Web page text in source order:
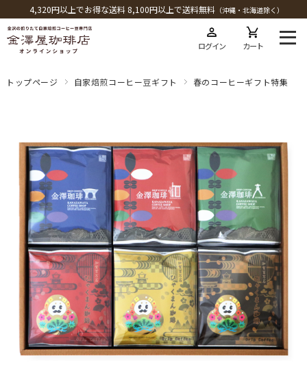
4,320円以上でお得な送料 8,100円以上で送料無料（沖縄・北海道除く）
ログイン カート
トップページ 自家焙煎コーヒー豆ギフト 春のコーヒーギフト特集